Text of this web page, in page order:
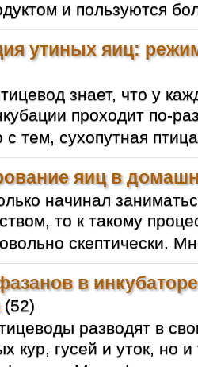
и пользуются
утиных яиц:
знает, что у
проходит по-
с тем, сухопутная
яиц в
начинал
то к такому
скептически.
в
(52)
разводят в
кур, гусей и уток, но